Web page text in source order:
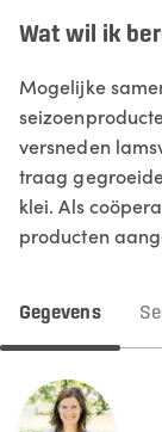
Wat wil ik
Mogelijke
versneden
traag
klei. Als
producten
Gegevens